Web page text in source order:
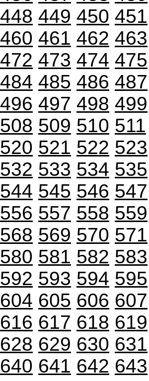
448 449 450 451
460 461 462 463
472 473 474 475
484 485 486 487
496 497 498 499
508 509 510 511
520 521 522 523
532 533 534 535
544 545 546 547
556 557 558 559
568 569 570 571
580 581 582 583
592 593 594 595
604 605 606 607
616 617 618 619
628 629 630 631
640 641 642 643